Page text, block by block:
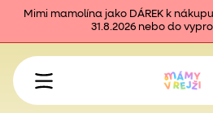
Mimi mamolína jako DÁREK k
31.8.2026 nebo do